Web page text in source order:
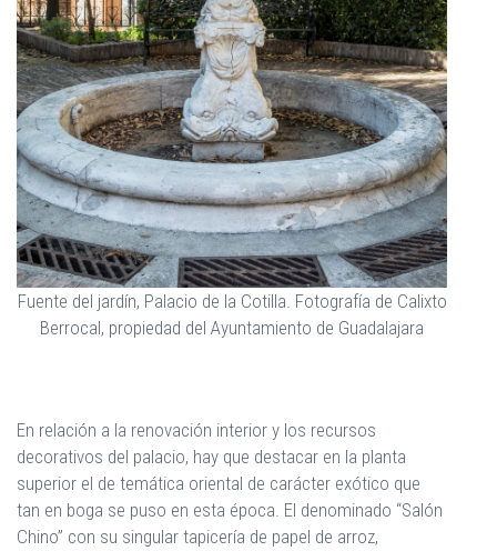
Fuente del jardín, Palacio de la Cotilla. Fotografía de Calixto
Berrocal, propiedad del Ayuntamiento de Guadalajara
En relación a la renovación interior y los recursos
decorativos del palacio, hay que destacar en la planta
superior el de temática oriental de carácter exótico que
tan en boga se puso en esta época. El denominado “Salón
Chino” con su singular tapicería de papel de arroz,